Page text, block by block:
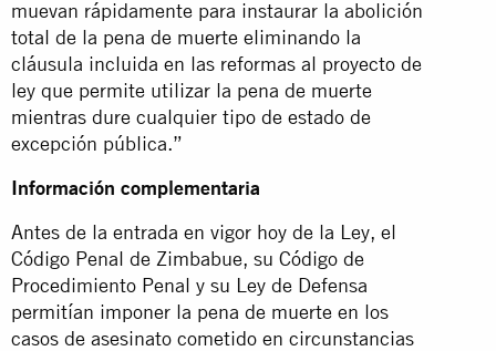
muevan rápidamente para instaurar la abolición
total de la pena de muerte eliminando la
cláusula incluida en las reformas al proyecto de
ley que permite utilizar la pena de muerte
mientras dure cualquier tipo de estado de
excepción pública.”
Información complementaria
Antes de la entrada en vigor hoy de la Ley, el
Código Penal de Zimbabue, su Código de
Procedimiento Penal y su Ley de Defensa
permitían imponer la pena de muerte en los
casos de asesinato cometido en circunstancias